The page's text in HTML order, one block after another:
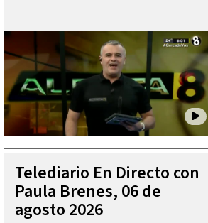
Telediario En Directo con
Paula Brenes, 06 de
agosto 2026